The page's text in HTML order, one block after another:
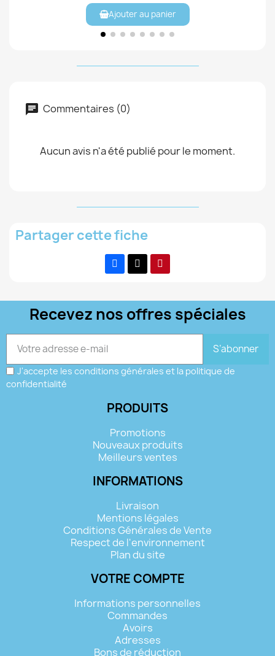
Ajouter au panier
Commentaires (0)
Aucun avis n'a été publié pour le moment.
Partager cette fiche
Recevez nos offres spéciales
S’abonner
J'accepte les conditions générales et la politique de
confidentialité
PRODUITS
Promotions
Nouveaux produits
Meilleurs ventes
INFORMATIONS
Livraison
Mentions légales
Conditions Générales de Vente
Respect de l'environnement
Plan du site
VOTRE COMPTE
Informations personnelles
Commandes
Avoirs
Adresses
Bons de réduction